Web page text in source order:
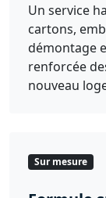
Un service
cartons,
démontage
renforcée
nouveau
Sur mesure